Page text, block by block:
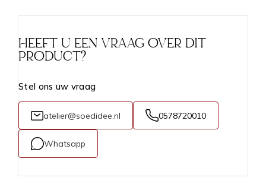
HEEFT U EEN VRAAG OVER DIT
PRODUCT?
Stel ons uw vraag
atelier@soedidee.nl 0578720010
Whatsapp